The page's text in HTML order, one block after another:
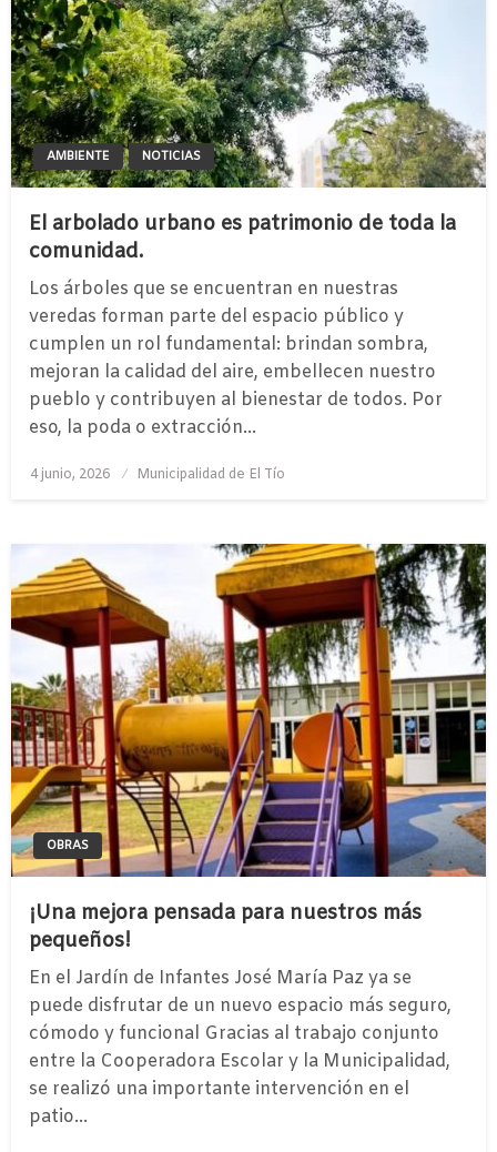
AMBIENTE NOTICIAS
El arbolado urbano es patrimonio de toda la
comunidad.
Los árboles que se encuentran en nuestras
veredas forman parte del espacio público y
cumplen un rol fundamental: brindan sombra,
mejoran la calidad del aire, embellecen nuestro
pueblo y contribuyen al bienestar de todos. Por
eso, la poda o extracción…
Publicado
el
4 junio, 2026 Municipalidad de El Tío
OBRAS
¡Una mejora pensada para nuestros más
pequeños!
En el Jardín de Infantes José María Paz ya se
puede disfrutar de un nuevo espacio más seguro,
cómodo y funcional Gracias al trabajo conjunto
entre la Cooperadora Escolar y la Municipalidad,
se realizó una importante intervención en el
patio…